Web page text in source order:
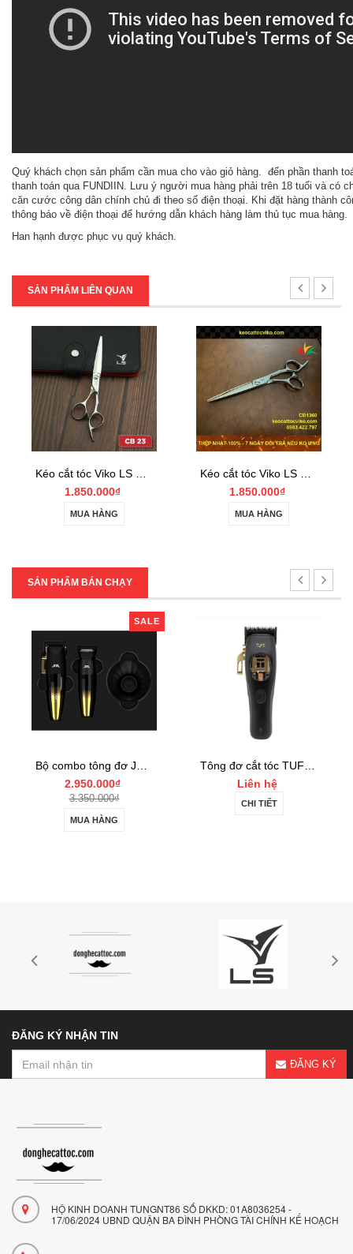
Quý khách chọn sản phẩm cần mua cho vào giỏ hàng. đến phần thanh
thanh toán qua FUNDIIN. Lưu ý người mua hàng phải trên 18 tuổi và có
căn cước công dân chính chủ đi theo số điện thoại. Khi đặt hàng thành
thông báo về điện thoại để hướng dẫn khách hàng làm thủ tục mua hàng.
Han hạnh được phục vụ quý khách.
SẢN PHẨM LIÊN QUAN
1.850.000₫
MUA HÀNG
1.850.000₫
MUA HÀNG
SẢN PHẨM BÁN CHẠY
Liên hệ
CHI TIẾT
Liên hệ
CHI TIẾT
ĐĂNG KÝ NHẬN TIN
ĐĂNG KÝ
HỘ KINH DOANH TUNGNT86 SỐ DKKD: 01A8036254 -
17/06/2024 UBND QUẬN BA ĐÌNH PHÒNG TÀI CHÍNH KẾ HOẠCH